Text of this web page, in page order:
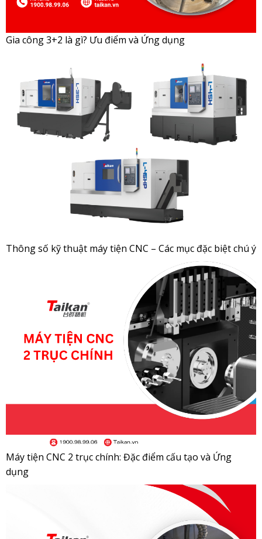
Gia công 3+2 là gì? Ưu điểm và Ứng dụng
Thông số kỹ thuật máy tiện CNC – Các mục đặc biệt chú ý
Máy tiện CNC 2 trục chính: Đặc điểm cấu tạo và Ứng
dụng